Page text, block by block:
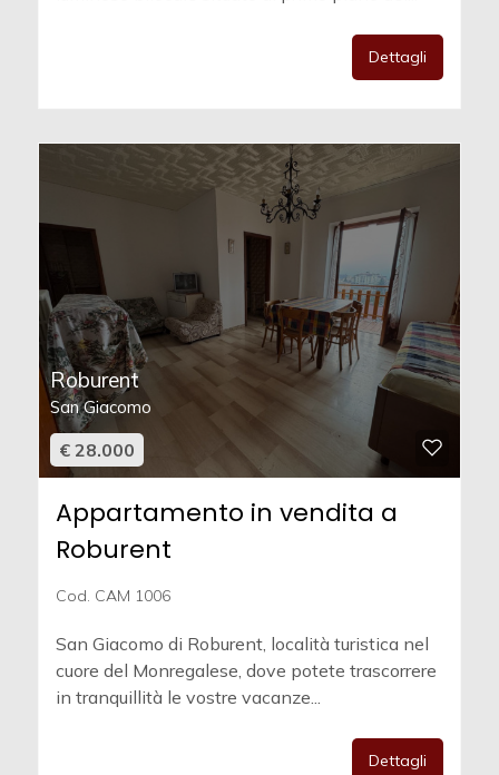
Dettagli
Roburent
San Giacomo
€ 28.000
Appartamento in vendita a
Roburent
Cod. CAM 1006
San Giacomo di Roburent, località turistica nel
cuore del Monregalese, dove potete trascorrere
in tranquillità le vostre vacanze...
Dettagli